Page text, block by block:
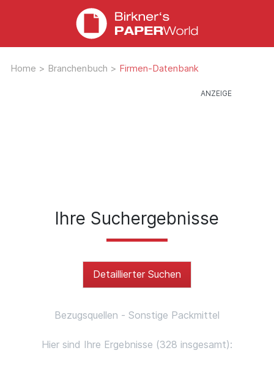
Home > Branchenbuch > Firmen-Datenbank
Ihre Suchergebnisse
Detaillierter Suchen
Bezugsquellen - Sonstige Packmittel
Hier sind Ihre Ergebnisse (328 insgesamt):